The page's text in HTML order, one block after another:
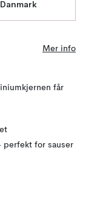
Danmark
Mer info
får
perfekt for sauser